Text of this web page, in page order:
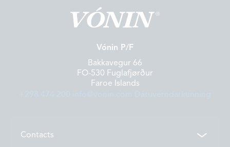
Vónin P/F
Bakkavegur 66
FO-530 Fuglafjørður
Faroe Islands
Contacts